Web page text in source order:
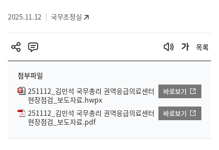
2025.11.12 국무조정실
목록
첨부파일
251112_김민석 국무총리 권역응급의료센터
현장점검_보도자료.hwpx
바로보기
251112_김민석 국무총리 권역응급의료센터
현장점검_보도자료.pdf
바로보기